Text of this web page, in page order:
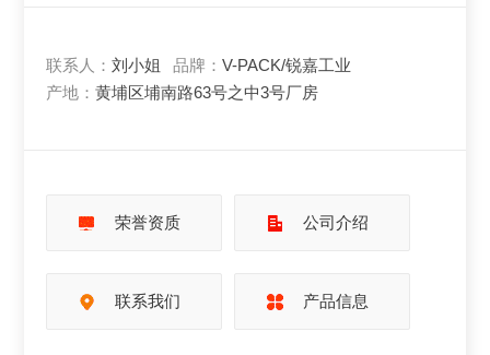
联系人：刘小姐 品牌：V-PACK/锐嘉工业
产地：黄埔区埔南路63号之中3号厂房
荣誉资质 公司介绍
联系我们 产品信息